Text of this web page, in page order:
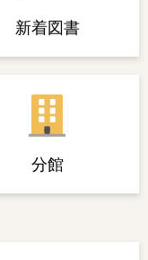
新着図書
分館